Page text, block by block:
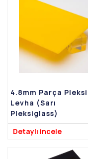
4.8mm Parça Pleksi
Levha (Sarı
Pleksiglass)
Detaylı incele